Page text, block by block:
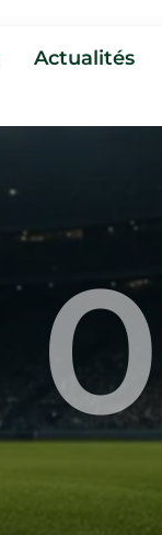
Actualités
0